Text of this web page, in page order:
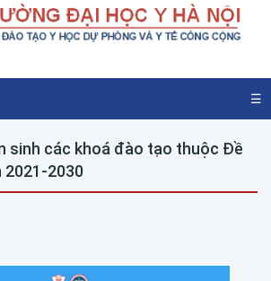
☰
sinh các khoá đào tạo thuộc Đề
2021-2030